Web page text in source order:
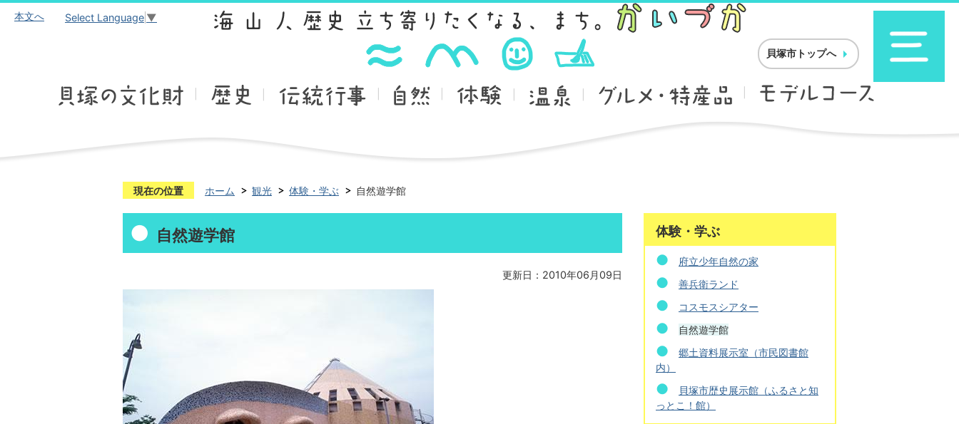
本文へ Select Language ▼
貝塚市トップへ
現在の位置 ホーム 観光 体験・学ぶ 自然遊学館
自然遊学館
更新日：2010年06月09日
体験・学ぶ
府立少年自然の家
善兵衛ランド
コスモスシアター
自然遊学館
郷土資料展示室（市民図書館
内）
貝塚市歴史展示館（ふるさと知
っとこ！館）